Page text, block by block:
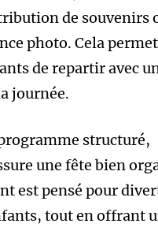
de souvenirs
photo. Cela
de repartir avec
journée.
structuré,
une fête bien
est pensé pour
tout en offrant